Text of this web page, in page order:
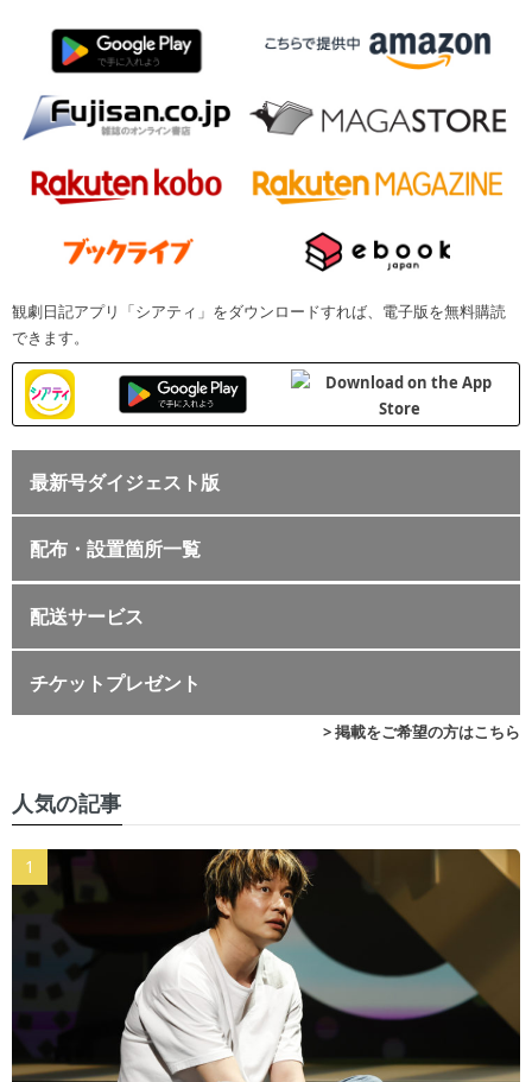
観劇日記アプリ「シアティ」をダウンロードすれば、電子版を無料購読
できます。
最新号ダイジェスト版
配布・設置箇所一覧
配送サービス
チケットプレゼント
> 掲載をご希望の方はこちら
人気の記事